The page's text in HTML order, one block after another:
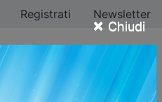
× Chiudi
Registrati Newsletter